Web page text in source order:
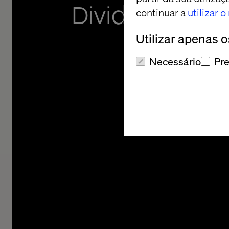
continuar autilizar o
Utilizar apenas
Necessário
Divide and
How digital twins are